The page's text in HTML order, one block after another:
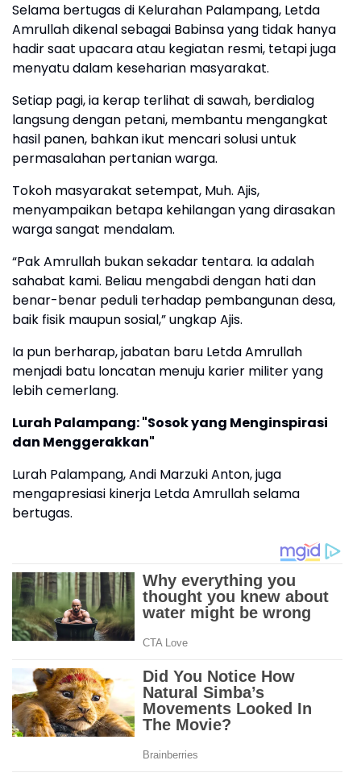
Selama bertugas di Kelurahan Palampang, Letda
Amrullah dikenal sebagai Babinsa yang tidak hanya
hadir saat upacara atau kegiatan resmi, tetapi juga
menyatu dalam keseharian masyarakat.
Setiap pagi, ia kerap terlihat di sawah, berdialog
langsung dengan petani, membantu mengangkat
hasil panen, bahkan ikut mencari solusi untuk
permasalahan pertanian warga.
Tokoh masyarakat setempat, Muh. Ajis,
menyampaikan betapa kehilangan yang dirasakan
warga sangat mendalam.
“Pak Amrullah bukan sekadar tentara. Ia adalah
sahabat kami. Beliau mengabdi dengan hati dan
benar-benar peduli terhadap pembangunan desa,
baik fisik maupun sosial,” ungkap Ajis.
Ia pun berharap, jabatan baru Letda Amrullah
menjadi batu loncatan menuju karier militer yang
lebih cemerlang.
Lurah Palampang: "Sosok yang Menginspirasi
dan Menggerakkan"
Lurah Palampang, Andi Marzuki Anton, juga
mengapresiasi kinerja Letda Amrullah selama
bertugas.